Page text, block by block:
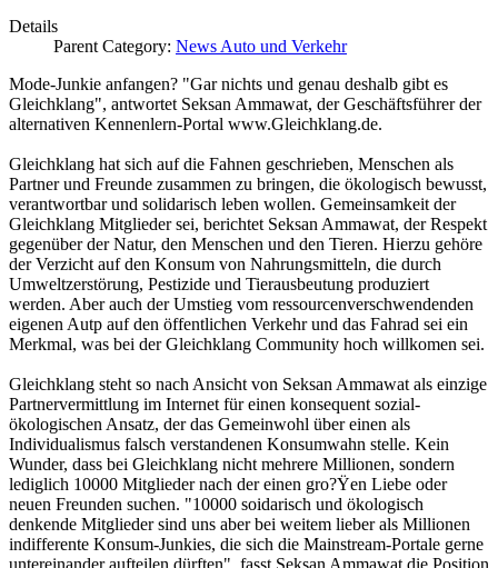
Details
Parent Category: News Auto und Verkehr
Mode-Junkie anfangen? "Gar nichts und genau deshalb gibt es
Gleichklang", antwortet Seksan Ammawat, der Geschäftsführer der
alternativen Kennenlern-Portal www.Gleichklang.de.
Gleichklang hat sich auf die Fahnen geschrieben, Menschen als
Partner und Freunde zusammen zu bringen, die ökologisch bewusst,
verantwortbar und solidarisch leben wollen. Gemeinsamkeit der
Gleichklang Mitglieder sei, berichtet Seksan Ammawat, der Respekt
gegenüber der Natur, den Menschen und den Tieren. Hierzu gehöre
der Verzicht auf den Konsum von Nahrungsmitteln, die durch
Umweltzerstörung, Pestizide und Tierausbeutung produziert
werden. Aber auch der Umstieg vom ressourcenverschwendenden
eigenen Autp auf den öffentlichen Verkehr und das Fahrad sei ein
Merkmal, was bei der Gleichklang Community hoch willkomen sei.
Gleichklang steht so nach Ansicht von Seksan Ammawat als einzige
Partnervermittlung im Internet für einen konsequent sozial-
ökologischen Ansatz, der das Gemeinwohl über einen als
Individualismus falsch verstandenen Konsumwahn stelle. Kein
Wunder, dass bei Gleichklang nicht mehrere Millionen, sondern
lediglich 10000 Mitglieder nach der einen gro?Ÿen Liebe oder
neuen Freunden suchen. "10000 soidarisch und ökologisch
denkende Mitglieder sind uns aber bei weitem lieber als Millionen
indifferente Konsum-Junkies, die sich die Mainstream-Portale gerne
untereinander aufteilen dürften", fasst Seksan Ammawat die Position